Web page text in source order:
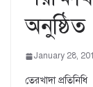
অনুষ্ঠিত
January 28,
তেরখাদা প্রতিনিধি